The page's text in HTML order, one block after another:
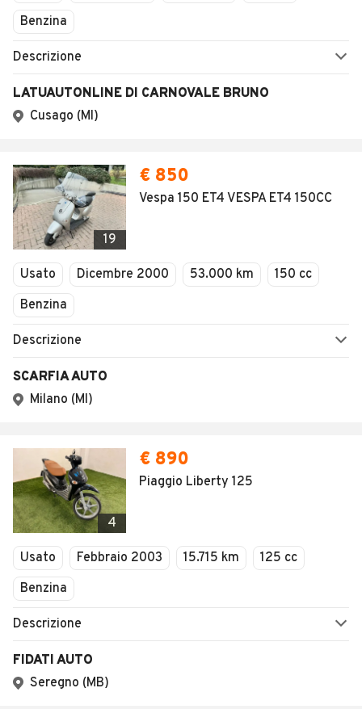
Benzina
Descrizione
LATUAUTONLINE DI CARNOVALE BRUNO
Cusago (MI)
19
€ 850
Vespa 150 ET4 VESPA ET4 150CC
Usato Dicembre 2000 53.000 km
150 cc
Benzina
Descrizione
SCARFIA AUTO
Milano (MI)
4
€ 890
Piaggio Liberty 125
Usato Febbraio 2003 15.715 km
125 cc
Benzina
Descrizione
FIDATI AUTO
Seregno (MB)